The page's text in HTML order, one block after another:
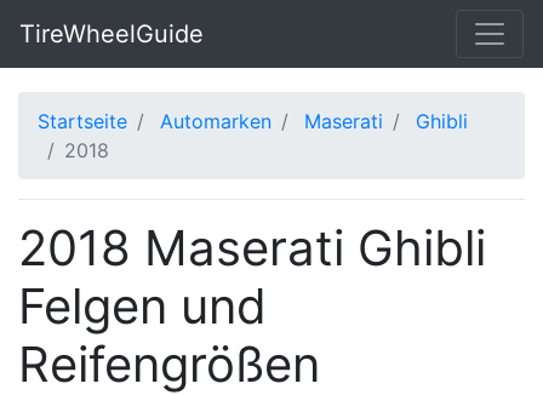
TireWheelGuide
Startseite Automarken Maserati
Ghibli
2018
2018 Maserati Ghibli
Felgen und
Reifengrößen